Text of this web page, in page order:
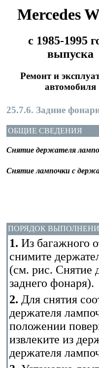
Mercedes
с 1985-1995
выпуска
Ремонт и
автомобиля
25.7.6. Задние
ОБЩИЕ СВЕДЕНИЯ
Снятие держателя
Снятие лампочки с
ПОРЯДОК
1. Из багажного
снимите
(см. рис. Снятие
заднего фонаря).
2. Для снятия
держателя
положении
извлеките из
держателя